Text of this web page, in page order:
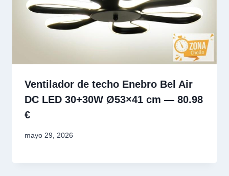
Ventilador de techo Enebro Bel Air
DC LED 30+30W Ø53×41 cm — 80.98
€
mayo 29, 2026